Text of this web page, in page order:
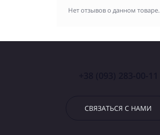
Нет отзывов о данном товаре.
СВЯЗАТЬСЯ С НАМИ